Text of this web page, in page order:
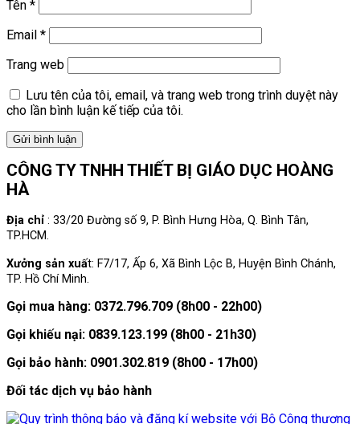
Tên *
Email *
Trang web
Lưu tên của tôi, email, và trang web trong trình duyệt này
cho lần bình luận kế tiếp của tôi.
CÔNG TY TNHH THIẾT BỊ GIÁO DỤC HOÀNG
HÀ
Địa chỉ : 33/20 Đường số 9, P. Bình Hưng Hòa, Q. Bình Tân,
TP.HCM.
Xưởng sản xuất: F7/17, Ấp 6, Xã Bình Lộc B, Huyện Bình Chánh,
TP. Hồ Chí Minh.
Gọi mua hàng: 0372.796.709 (8h00 - 22h00)
Gọi khiếu nại: 0839.123.199 (8h00 - 21h30)
Gọi bảo hành: 0901.302.819 (8h00 - 17h00)
Đối tác dịch vụ bảo hành